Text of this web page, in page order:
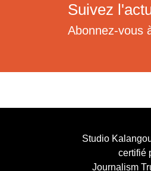
Suivez
Abonnez-vous
Studio
certifié
Journalism